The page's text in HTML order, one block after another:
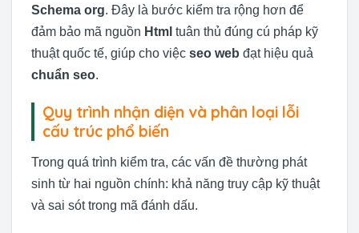
Schema org. Đây là bước kiểm tra rộng hơn để
đảm bảo mã nguồn Html tuân thủ đúng cú pháp kỹ
thuật quốc tế, giúp cho việc seo web đạt hiệu quả
chuẩn seo.
Quy trình nhận diện và phân loại lỗi
cấu trúc phổ biến
Trong quá trình kiểm tra, các vấn đề thường phát
sinh từ hai nguồn chính: khả năng truy cập kỹ thuật
và sai sót trong mã đánh dấu.